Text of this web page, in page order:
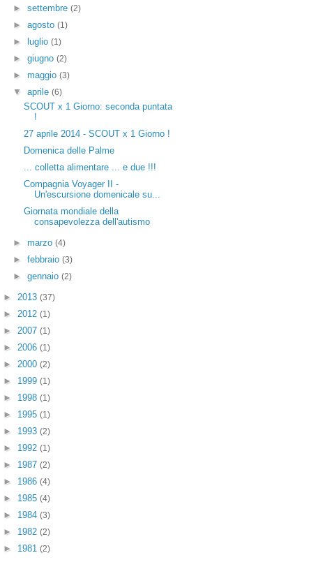
►settembre(2)
►agosto(1)
► luglio(1)
►giugno(2)
►maggio(3)
▼aprile(6)
SCOUT x 1 Giorno: seconda puntata
!
27 aprile 2014 - SCOUT x 1 Giorno !
Domenica delle Palme
... colletta alimentare ... e due !!!
Compagnia Voyager II -
Un'escursione domenicale su...
Giornata mondiale della
consapevolezza dell'autismo
►marzo(4)
►febbraio(3)
►gennaio(2)
► 2013 (37)
► 2012 (1)
► 2007 (1)
► 2006 (1)
► 2000 (2)
► 1999 (1)
► 1998 (1)
► 1995 (1)
► 1993 (2)
► 1992 (1)
► 1987 (2)
► 1986 (4)
► 1985 (4)
► 1984 (3)
► 1982 (2)
► 1981 (2)